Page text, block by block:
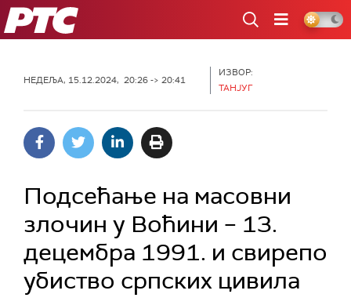
РТС
НЕДЕЉА, 15.12.2024, 20:26 -> 20:41
ИЗВОР:
ТАНЈУГ
Подсећање на масовни
злочин у Воћини – 13.
децембра 1991. и свирепо
убиство српских цивила